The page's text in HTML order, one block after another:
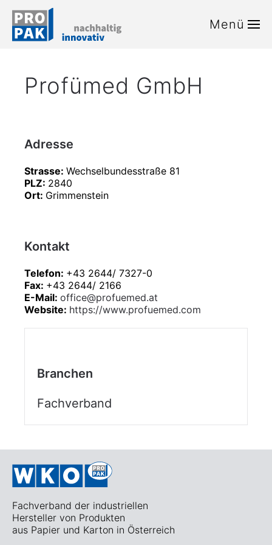
Zum Hauptinhalt springen Menü
Profümed GmbH
Adresse
Strasse: Wechselbundesstraße 81
PLZ: 2840
Ort: Grimmenstein
Kontakt
Telefon: +43 2644/ 7327-0
Fax: +43 2644/ 2166
E-Mail: office@profuemed.at
Website: https://www.profuemed.com
Branchen
Fachverband
Fachverband der industriellen
Hersteller von Produkten
aus Papier und Karton in Österreich